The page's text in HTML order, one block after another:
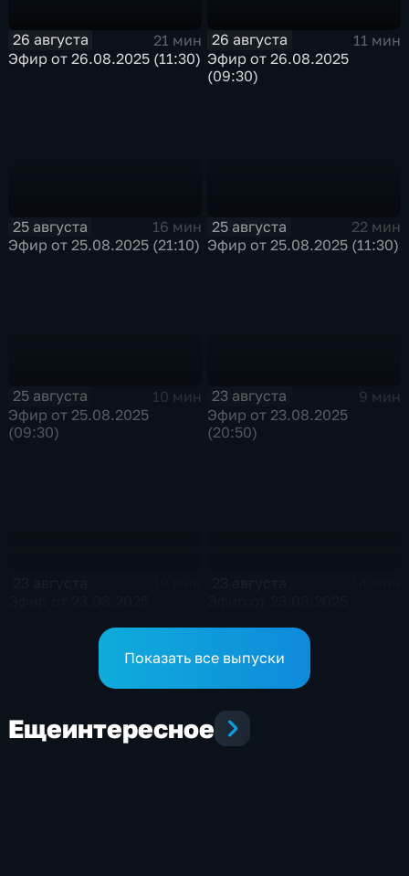
26 августа
21 мин
Эфир от 26.08.2025 (11:30)
26 августа
11 мин
Эфир от 26.08.2025
(09:30)
25 августа
16 мин
Эфир от 25.08.2025 (21:10)
25 августа
22 мин
Эфир от 25.08.2025 (11:30)
25 августа
10 мин
Эфир от 25.08.2025
(09:30)
23 августа
9 мин
Эфир от 23.08.2025
(20:50)
Показать все выпуски
Ещеинтересное